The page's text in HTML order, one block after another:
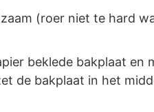
(roer niet te hard
beklede bakplaat en
de bakplaat in het